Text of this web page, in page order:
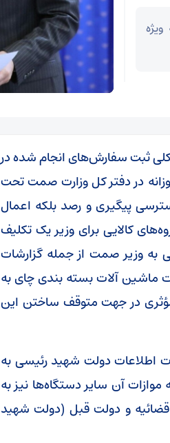
ثبت سفارش‌های انجام شده در
در دفتر کل وزارت صمت تحت
پیگیری و رصد بلکه اعمال
کالایی برای وزیر یک تکلیف
به وزیر صمت از جمله گزارشات
ماشین آلات بسته بندی چای به
در جهت متوقف ساختن این
اطلاعات دولت شهید رئیسی به
آن سایر دستگاه‌ها نیز به
قضائیه و دولت قبل (دولت شهید